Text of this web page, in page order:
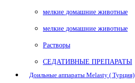
мелкие домашние животные
мелкие домашние животные
Растворы
СЕДАТИВНЫЕ ПРЕПАРАТЫ
Доильные аппараты Melasty ( Турция)